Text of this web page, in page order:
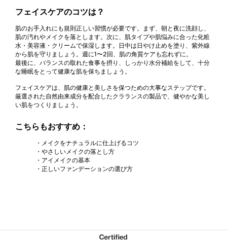
フェイスケアのコツは？
肌のお手入れにも規則正しい習慣が必要です。まず、朝と夜に洗顔し、
肌の汚れやメイクを落とします。次に、肌タイプや肌悩みに合った化粧
水・美容液・クリームで保湿します。日中は日やけ止めを塗り、紫外線
から肌を守りましょう。週に1〜2回、肌の角質ケアも忘れずに。
最後に、バランスの取れた食事を摂り、しっかり水分補給をして、十分
な睡眠をとって健康な肌を保ちましょう。
フェイスケアは、肌の健康と美しさを保つための大事なステップです。
厳選された自然由来成分を配合したクラランスの製品で、健やかな美し
い肌をつくりましょう。
こちらもおすすめ：
・メイクをナチュラルに仕上げるコツ
・やさしいメイクの落とし方
・アイメイクの基本
・正しいファンデーションの選び方